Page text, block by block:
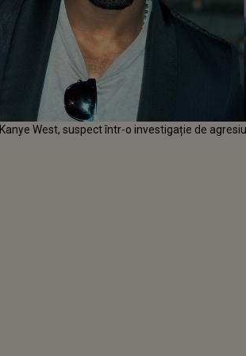
Kanye West, suspect într-o investigație de